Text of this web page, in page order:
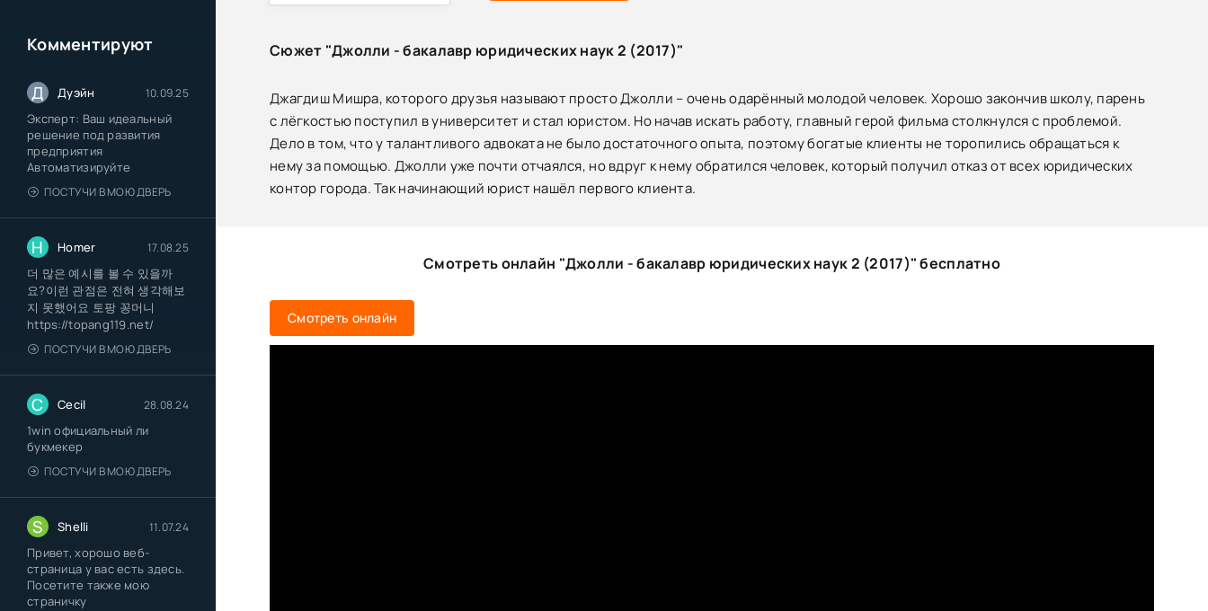
Комментируют
Д Дуэйн 10.09.25
Эксперт: Ваш идеальный
решение под развития
предприятия
Автоматизируйте
ПОСТУЧИ В МОЮ ДВЕРЬ
H Homer 17.08.25
더 많은 예시를 볼 수 있을까
요?이런 관점은 전혀 생각해보
지 못했어요 토팡 꽁머니
https://topang119.net/
ПОСТУЧИ В МОЮ ДВЕРЬ
C Cecil 28.08.24
1win официальный ли
букмекер
ПОСТУЧИ В МОЮ ДВЕРЬ
S Shelli 11.07.24
Привет, хорошо веб-
страница у вас есть здесь.
Посетите также мою
страничку
Сюжет "Джолли - бакалавр юридических наук 2 (2017)"
Джагдиш Мишра, которого друзья называют просто Джолли – очень одарённый молодой человек. Хорошо закончив школу, парень
с лёгкостью поступил в университет и стал юристом. Но начав искать работу, главный герой фильма столкнулся с проблемой.
Дело в том, что у талантливого адвоката не было достаточного опыта, поэтому богатые клиенты не торопились обращаться к
нему за помощью. Джолли уже почти отчаялся, но вдруг к нему обратился человек, который получил отказ от всех юридических
контор города. Так начинающий юрист нашёл первого клиента.
Смотреть онлайн "Джолли - бакалавр юридических наук 2 (2017)" бесплатно
Смотреть онлайн